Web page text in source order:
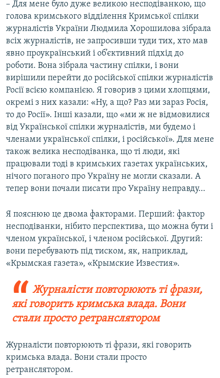
– Для мене було дуже великою несподіванкою, що
голова кримського відділення Кримської спілки
журналістів України Людмила Хорошилова зібрала
всіх журналістів, не запросивши туди тих, хто мав
явно проукраїнський і об’єктивний підхід до
роботи. Вона зібрала частину спілки, і вони
вирішили перейти до російської спілки журналістів
Росії всією компанією. Я говорив з цими хлопцями,
окремі з них казали: «Ну, а що? Раз ми зараз Росія,
то до Росії». Інші казали, що «ми ж не відмовилися
від Української спілки журналістів, ми будемо і
членами української спілки, і російської». Для мене
також велика несподіванка, що ті люди, які
працювали тоді в кримських газетах українських,
нічого поганого про Україну не могли сказали. А
тепер вони почали писати про Україну неправду…
Я пояснюю це двома факторами. Перший: фактор
несподіванки, нібито перспектива, що можна бути і
членом української, і членом російської. Другий:
вони перебувають під тиском, як, наприклад,
«Крымская газета», «Крымские Известия».
Журналісти повторюють ті фрази,
які говорить кримська влада. Вони
стали просто ретранслятором
Журналісти повторюють ті фрази, які говорить
кримська влада. Вони стали просто
ретранслятором.